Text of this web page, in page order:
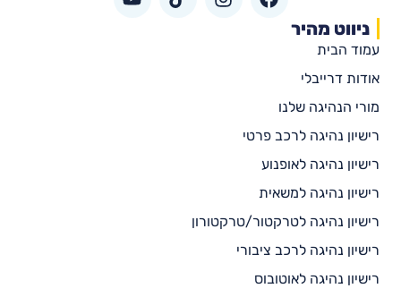
ניווט מהיר
עמוד הבית
אודות דרייבלי
מורי הנהיגה שלנו
רישיון נהיגה לרכב פרטי
רישיון נהיגה לאופנוע
רישיון נהיגה למשאית
רישיון נהיגה לטרקטור/טרקטורון
רישיון נהיגה לרכב ציבורי
רישיון נהיגה לאוטובוס